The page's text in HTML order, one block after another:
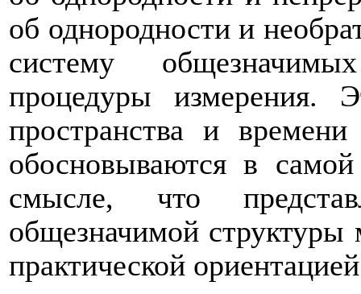
об однородности и
систему
процедуры измерения.
пространства и
обосновываются в
смысле, что
общезначимой структуры
практической